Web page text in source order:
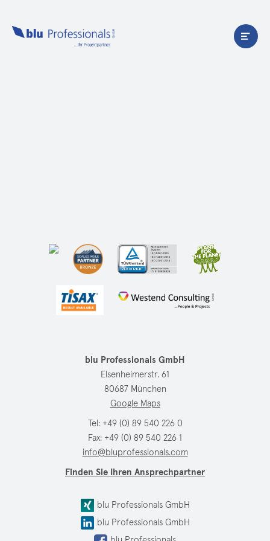
blu Professionals GmbH
Elsenheimerstr. 61
80687 München
Google Maps
Tel: +49 (0) 89 540 226 0
Fax: +49 (0) 89 540 226 1
info@bluprofessionals.com
Finden Sie Ihren Ansprechpartner
blu Professionals GmbH
blu Professionals GmbH